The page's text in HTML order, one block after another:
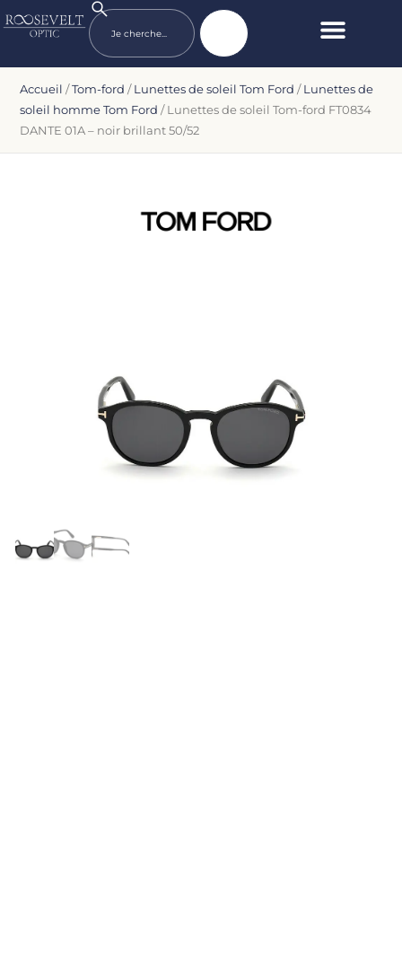
Accueil /Tom-ford /Lunettes de soleil Tom Ford /Lunettes de
soleil homme Tom Ford / Lunettes de soleil Tom-ford FT0834
DANTE 01A – noir brillant 50/52